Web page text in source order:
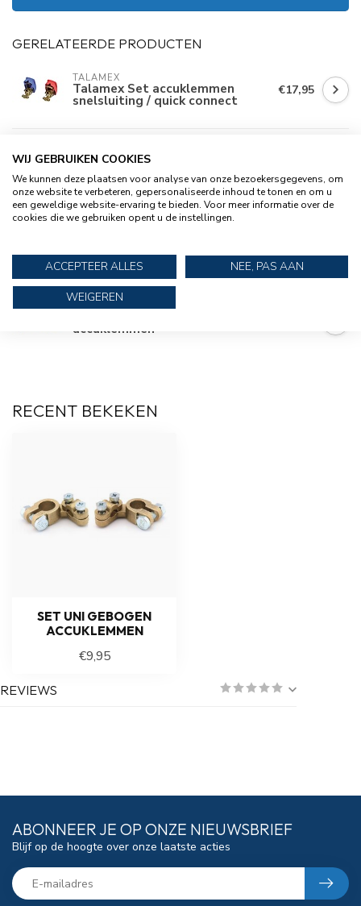
GERELATEERDE PRODUCTEN
TALAMEX
Talamex Set accuklemmen
snelsluiting / quick connect
€17,95
TALAMEX
Talamex Set accuklemmen met
vleugelmoer koper verguld
Duty
accuklemmen
RECENT BEKEKEN
SET UNI GEBOGEN
ACCUKLEMMEN
€9,95
REVIEWS
ABONNEER JE OP ONZE NIEUWSBRIEF
Blijf op de hoogte over onze laatste acties
WIJ GEBRUIKEN COOKIES
We kunnen deze plaatsen voor analyse van onze bezoekersgegevens, om
onze website te verbeteren, gepersonaliseerde inhoud te tonen en om u
een geweldige website-ervaring te bieden. Voor meer informatie over de
cookies die we gebruiken opent u de instellingen.
ACCEPTEER ALLES
NEE, PAS AAN
WEIGEREN